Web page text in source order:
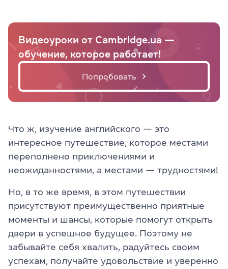
Видеоуроки от Cambridge.ua —
обучение, которое работает!
Попробовать
Что ж, изучение английского — это
интересное путешествие, которое местами
переполнено приключениями и
неожиданностями, а местами — трудностями!
Но, в то же время, в этом путешествии
присутствуют преимущественно приятные
моменты и шансы, которые помогут открыть
двери в успешное будущее. Поэтому не
забывайте себя хвалить, радуйтесь своим
успехам, получайте удовольствие и уверенно